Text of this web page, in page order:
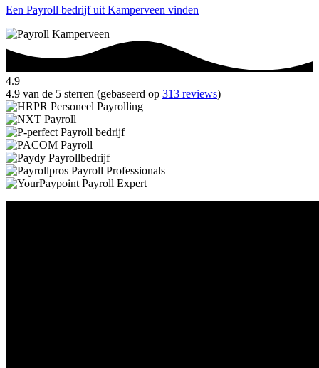
Een Payroll bedrijf uit Kamperveen vinden
4.9
4.9 van de 5 sterren (gebaseerd op 313 reviews)